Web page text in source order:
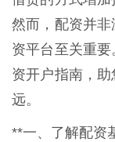
然而，配资并
资平台至关重
资开户指南，
远。
**一、了解配资